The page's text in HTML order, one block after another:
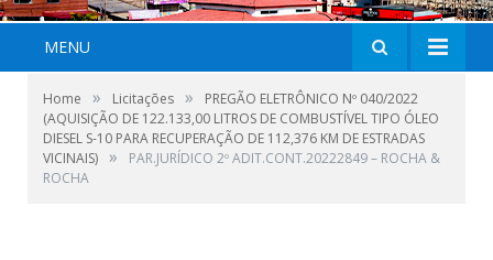
MENU
Home » Licitações »
PREGÃO ELETRÔNICO Nº 040/2022
(AQUISIÇÃO DE 122.133,00 LITROS DE COMBUSTÍVEL TIPO ÓLEO
DIESEL S-10 PARA RECUPERAÇÃO DE 112,376 KM DE ESTRADAS
VICINAIS) »
PAR.JURÍDICO 2º ADIT.CONT.20222849 – ROCHA &
ROCHA